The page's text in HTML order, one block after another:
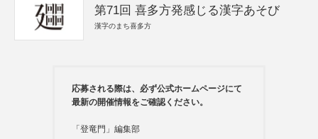
第71回 喜多方発感じる漢字あそび
漢字のまち喜多方
応募される際は、必ず公式ホームページにて
最新の開催情報をご確認ください。
「登竜門」編集部